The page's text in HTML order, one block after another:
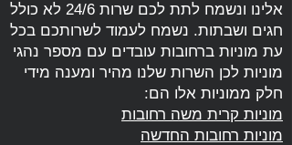
אלינו ונשמח לתת לכם שרות 24/6 לא כולל
חגים ושבתות. נשמח לעמוד לשרותכם בכל
עת מוניות ברחובות עובדים עם מספר נהגי
מוניות לכן השרות שלנו מהיר ומענה מידי
חלק ממוניות אלו הם:
מוניות קרית משה רחובות
מוניות רחובות החדשה